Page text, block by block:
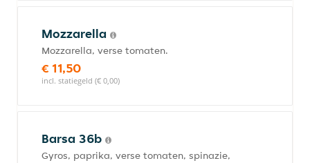
Mozzarella
Mozzarella, verse tomaten.
€ 11,50
incl. statiegeld (€ 0,00)
Barsa 36b
Gyros, paprika, verse tomaten, spinazie,